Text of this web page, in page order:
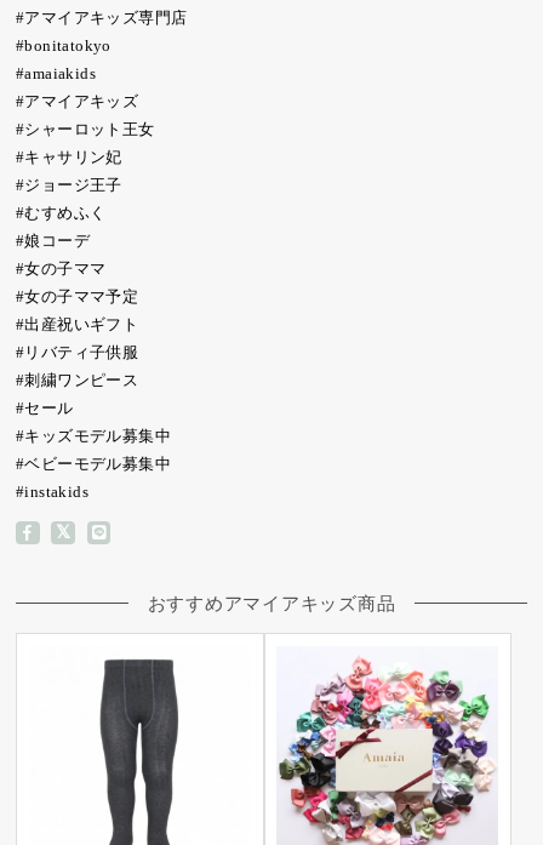
#アマイアキッズ専門店
#bonitatokyo
#amaiakids
#アマイアキッズ
#シャーロット王女
#キャサリン妃
#ジョージ王子
#むすめふく
#娘コーデ
#女の子ママ
#女の子ママ予定
#出産祝いギフト
#リバティ子供服
#刺繍ワンピース
#セール
#キッズモデル募集中
#ベビーモデル募集中
#instakids
おすすめアマイアキッズ商品